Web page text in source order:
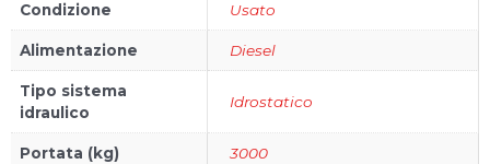
Condizione Usato
Alimentazione Diesel
Tipo sistema
idraulico
Idrostatico
Portata (kg) 3000